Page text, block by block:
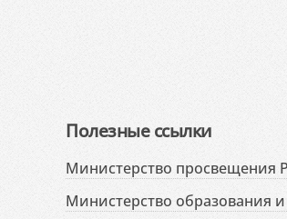
Полезные ссылки
Министерство просвещения
Министерство образования